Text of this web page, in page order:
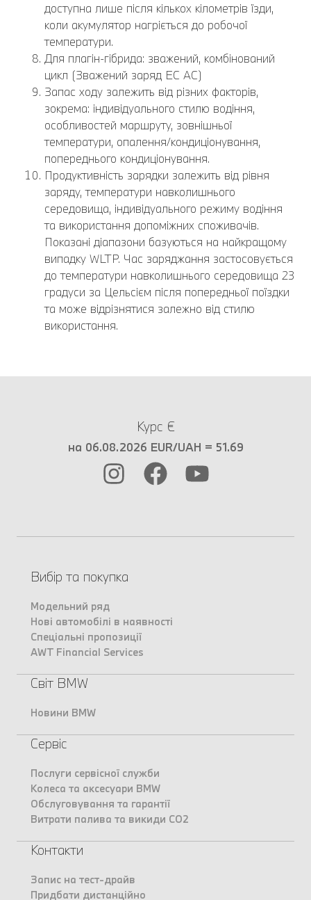
доступна лише після кількох кілометрів їзди,
коли акумулятор нагріється до робочої
температури.
Для плагін-гібрида: зважений, комбінований
цикл (Зважений заряд EC AC)
Запас ходу залежить від різних факторів,
зокрема: індивідуального стилю водіння,
особливостей маршруту, зовнішньої
температури, опалення/кондиціонування,
попереднього кондиціонування.
Продуктивність зарядки залежить від рівня
заряду, температури навколишнього
середовища, індивідуального режиму водіння
та використання допоміжних споживачів.
Показані діапазони базуються на найкращому
випадку WLTP. Час заряджання застосовується
до температури навколишнього середовища 23
градуси за Цельсієм після попередньої поїздки
та може відрізнятися залежно від стилю
використання.
Курс €
на 06.08.2026 EUR/UAH = 51.69
Вибір та покупка
Модельний ряд
Нові автомобілі в наявності
Спеціальні пропозиції
AWT Financial Services
Світ BMW
Новини BMW
Сервіс
Послуги сервісної служби
Колеса та аксесуари BMW
Обслуговування та гарантії
Витрати палива та викиди CO2
Контакти
Запис на тест-драйв
Придбати дистанційно